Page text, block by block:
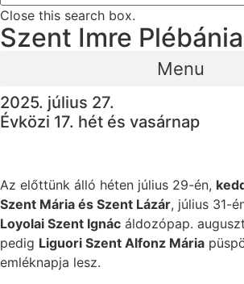
Close this search box.
Szent Imre Plébánia
Menu
2025. július 27.
Évközi 17. hét és vasárnap
Az előttünk álló héten július 29-én,
Szent Mária és Szent Lázár, július 31-
Loyolai Szent Ignác áldozópap.
pedig Liguori Szent Alfonz Mária
emléknapja lesz.